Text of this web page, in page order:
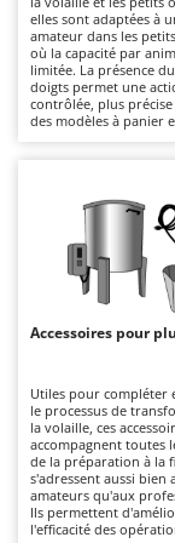
Autres
B
Balayeuses
Bancs de
Barbecues
Bennes
Brosses
Brouettes à
Broyeurs à
Butteurs
C
Chargeurs
Charrues
Ambrogio
Annovi
ANTHBOT
Archman
Ardes
Argo
Ariete
Artus
Attila
Awelco
B
Baesso
Bahco
elles sont adaptées à
amateur dans les
où la capacité par
limitée. La présence
doigts permet une
contrôlée, plus
des modèles à panier
espèces telles que la
canard ou le faisan.
usage occasionnel,
nécessitent un
préalable correct et un
périodique des doigts
préserver leur
Accessoires pour
Utiles pour compléter
le processus de
la volaille, ces
accompagnent toutes
de la préparation à la
s'adressent aussi bien
amateurs qu'aux
Ils permettent
l'efficacité des